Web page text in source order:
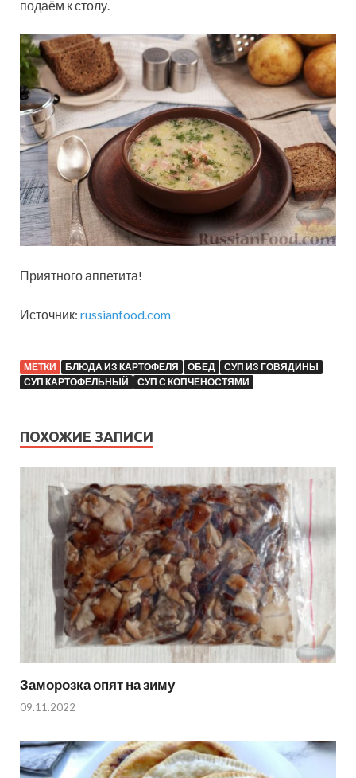
подаём к столу.
Приятного аппетита!
Источник: russianfood.com
МЕТКИ БЛЮДА ИЗ КАРТОФЕЛЯ ОБЕД
СУП ИЗ ГОВЯДИНЫ
СУП КАРТОФЕЛЬНЫЙ
СУП С КОПЧЕНОСТЯМИ
ПОХОЖИЕ ЗАПИСИ
Заморозка опят на зиму
09.11.2022